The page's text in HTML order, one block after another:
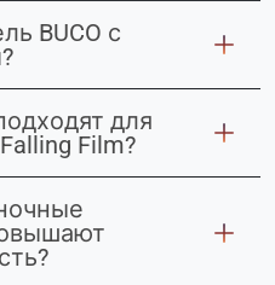
BUCO с
для
Film?